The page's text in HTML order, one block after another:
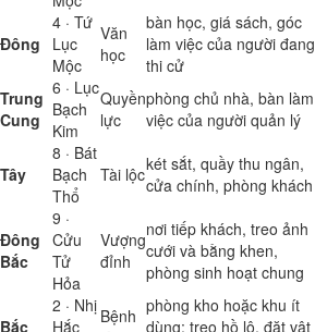
Đông
4 · Tứ
Lục
Mộc
Văn
học
bàn học, giá sách, góc
làm việc của người đang
thi cử
Trung
Cung
6 · Lục
Bạch
Kim
Quyền
lực
phòng chủ nhà, bàn làm
việc của người quản lý
Tây
8 · Bát
Bạch
Thổ
Tài lộckét sắt, quầy thu ngân,
cửa chính, phòng khách
Đông
Bắc
9 ·
Cửu
Tử
Hỏa
Vượng
đỉnh
nơi tiếp khách, treo ảnh
cưới và bằng khen,
phòng sinh hoạt chung
Bắc
2 · Nhị
Hắc
Bệnh phòng kho hoặc khu ít
dùng; treo hồ lô, đặt vật